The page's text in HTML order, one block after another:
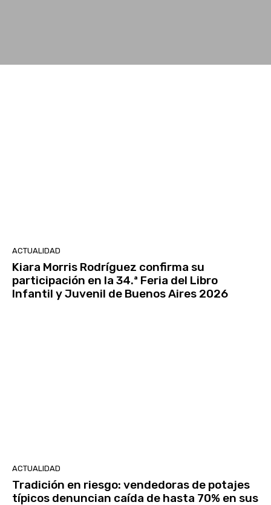
ACTUALIDAD
Kiara Morris Rodríguez confirma su
participación en la 34.ª Feria del Libro
Infantil y Juvenil de Buenos Aires 2026
ACTUALIDAD
Tradición en riesgo: vendedoras de potajes
típicos denuncian caída de hasta 70% en sus